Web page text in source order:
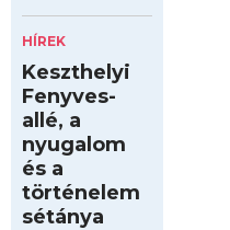
HÍREK
Keszthelyi
Fenyves-
allé, a
nyugalom
és a
történelem
sétánya